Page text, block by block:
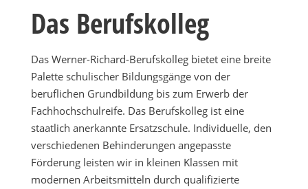
Das Berufskolleg
Das Werner-Richard-Berufskolleg bietet eine breite
Palette schulischer Bildungsgänge von der
beruflichen Grundbildung bis zum Erwerb der
Fachhochschulreife. Das Berufskolleg ist eine
staatlich anerkannte Ersatzschule. Individuelle, den
verschiedenen Behinderungen angepasste
Förderung leisten wir in kleinen Klassen mit
modernen Arbeitsmitteln durch qualifizierte